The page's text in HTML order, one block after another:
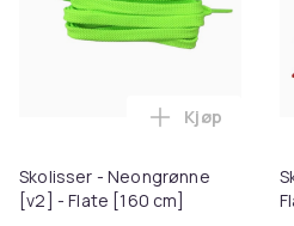
Skolisser - Neongrønne
[v2] - Flate [160 cm]
Legg
Kjøp